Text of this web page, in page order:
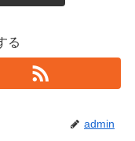
る
admin